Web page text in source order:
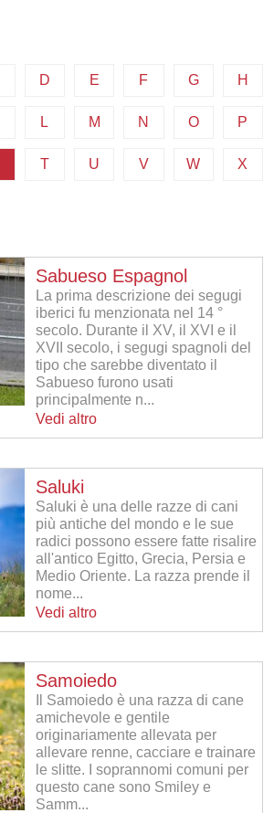
D E F G H
L M N O P
T U V W X
Sabueso Espagnol
La prima descrizione dei segugi
iberici fu menzionata nel 14 °
secolo. Durante il XV, il XVI e il
XVII secolo, i segugi spagnoli del
tipo che sarebbe diventato il
Sabueso furono usati
principalmente n...
Vedi altro
Saluki
Saluki è una delle razze di cani
più antiche del mondo e le sue
radici possono essere fatte risalire
all'antico Egitto, Grecia, Persia e
Medio Oriente. La razza prende il
nome...
Vedi altro
Samoiedo
Il Samoiedo è una razza di cane
amichevole e gentile
originariamente allevata per
allevare renne, cacciare e trainare
le slitte. I soprannomi comuni per
questo cane sono Smiley e
Samm...